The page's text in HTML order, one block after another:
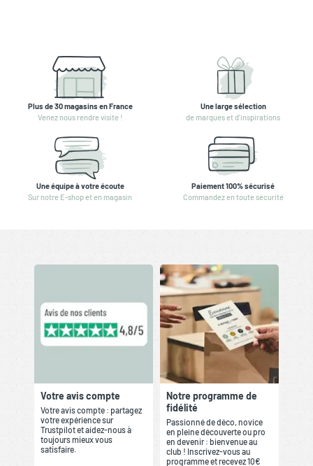
Plus de 30 magasins en France
Venez nous rendre visite !
Une large sélection
de marques et d'inspirations
Une équipe à votre écoute
Sur notre E-shop et en magasin
Paiement 100% sécurisé
Commandez en toute sécurité
Votre avis compte
Votre avis compte : partagez
votre expérience sur
Trustpilot et aidez-nous à
toujours mieux vous
satisfaire.
Notre programme de
fidélité
Passionné de déco, novice
en pleine découverte ou pro
en devenir : bienvenue au
club ! Inscrivez-vous au
programme et recevez 10€